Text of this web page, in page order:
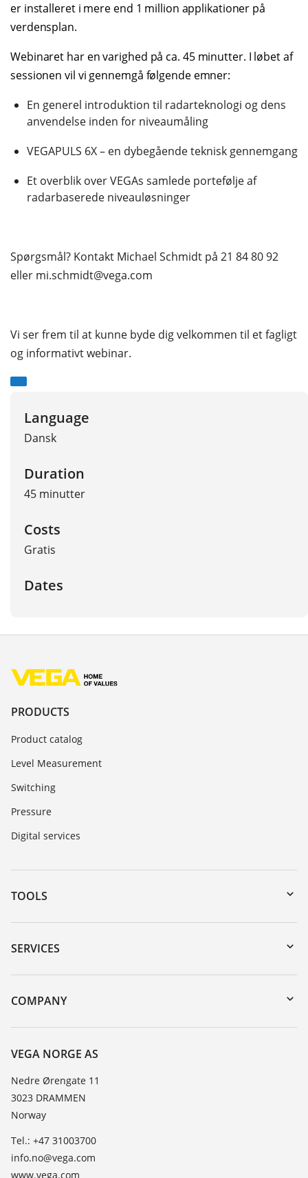
er installeret i mere end 1 million applikationer på
verdensplan.
Webinaret har en varighed på ca. 45 minutter. I løbet af
sessionen vil vi gennemgå følgende emner:
En generel introduktion til radarteknologi og dens
anvendelse inden for niveaumåling
VEGAPULS 6X– en dybegående teknisk gennemgang
Et overblik over VEGAs samlede portefølje af
radarbaserede niveauløsninger
Spørgsmål? Kontakt Michael Schmidt på 21 8480 92
eller mi.schmidt@vega.com
Vi ser frem til at kunne byde dig velkommen til et fagligt
og informativt webinar.
Language
Dansk
Duration
45 minutter
Costs
Gratis
Dates
PRODUCTS
Product catalog
Level Measurement
Switching
Pressure
Digital services
TOOLS
Downloads
Serial number search
Search
SERVICES
Instrument return
Training
TeamViewer
COMPANY
About VEGA
Contact
News
Press
Blog
VEGA NORGE AS
Nedre Ørengate 11
3023 DRAMMEN
Norway
Tel.: +47 31003700
info.no@vega.com
www.vega.com